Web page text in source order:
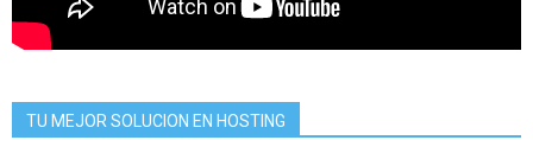
TU MEJOR SOLUCION EN HOSTING